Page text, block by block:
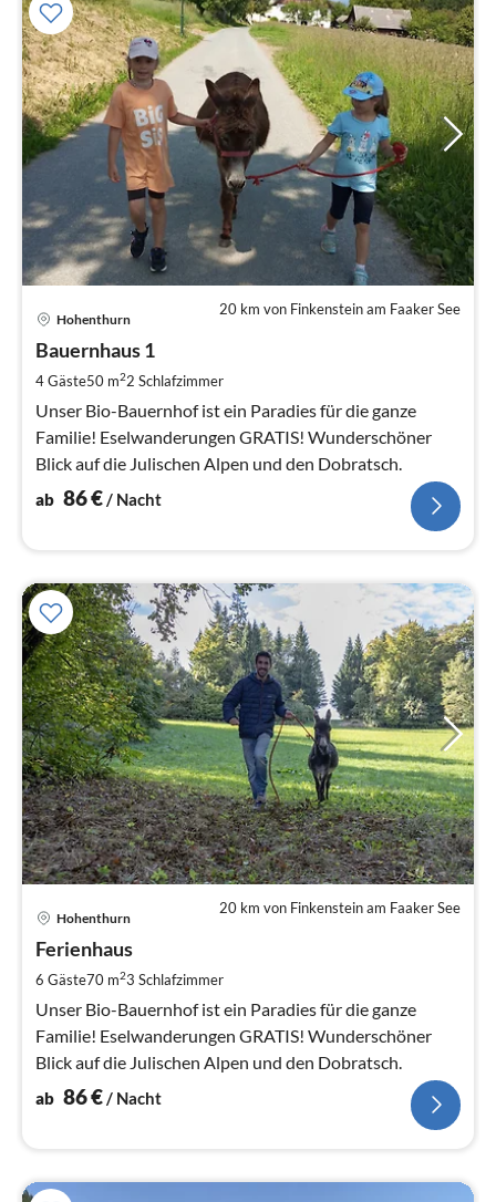
20 km von Finkenstein am Faaker See
Hohenthurn
Bauernhaus 1
4 Gäste50 m22 Schlafzimmer
Unser Bio-Bauernhof ist ein Paradies für die ganze
Familie! Eselwanderungen GRATIS! Wunderschöner
Blick auf die Julischen Alpen und den Dobratsch.
ab 86€ / Nacht
20 km von Finkenstein am Faaker See
Hohenthurn
Ferienhaus
6 Gäste70 m23 Schlafzimmer
Unser Bio-Bauernhof ist ein Paradies für die ganze
Familie! Eselwanderungen GRATIS! Wunderschöner
Blick auf die Julischen Alpen und den Dobratsch.
ab 86€/ Nacht